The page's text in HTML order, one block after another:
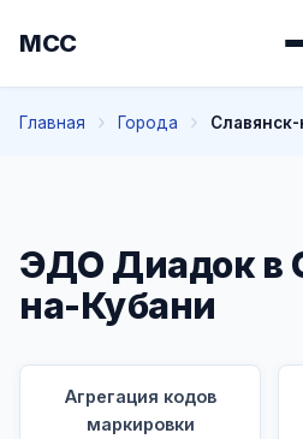
МСС
Главная Города
ЭДО Диадок в
на-Кубани
Агрегация кодов
маркировки